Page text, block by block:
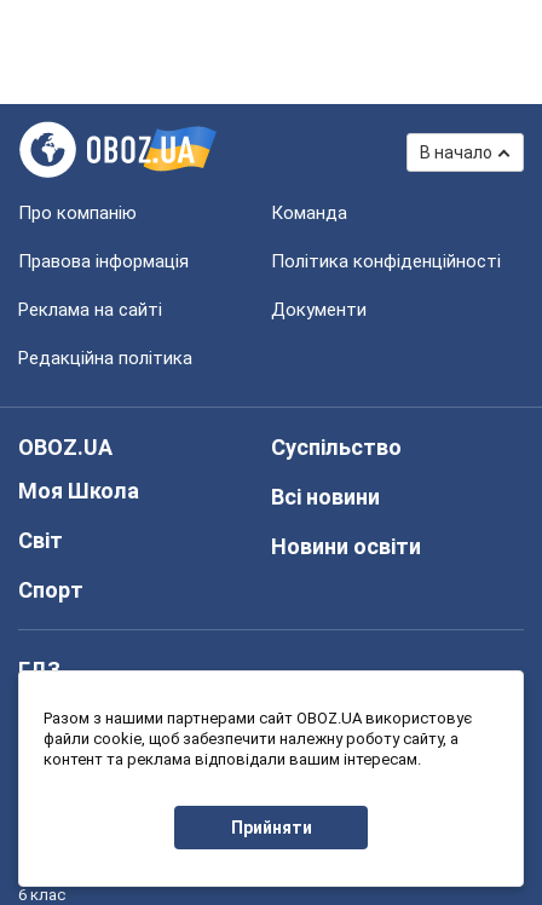
В начало
Про компанію Команда
Правова інформація Політика конфіденційності
Реклама на сайті Документи
Редакційна політика
OBOZ.UA
Моя Школа
Світ
Спорт
Суспільство
Всі новини
Новини освіти
ГДЗ
2 клас
6 клас
8 клас
10 клас
Разом з нашими партнерами сайт OBOZ.UA використовує
файли cookie, щоб забезпечити належну роботу сайту, а
контент та реклама відповідали вашим інтересам.
Прийняти